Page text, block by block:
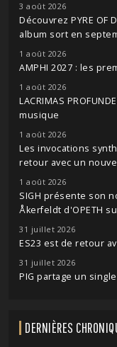
3 août 2026
Découvrez PYRE OF
album sort en
1 août 2026
AMPHI 2027 : les
1 août 2026
LACRIMAS
musique
1 août 2026
Les invocations
retour avec un
1 août 2026
SIGH présente son
Åkerfeldt d'OPETH
31 juillet 2026
ES23 est de retour
31 juillet 2026
PIG partage un
DERNIÈRES